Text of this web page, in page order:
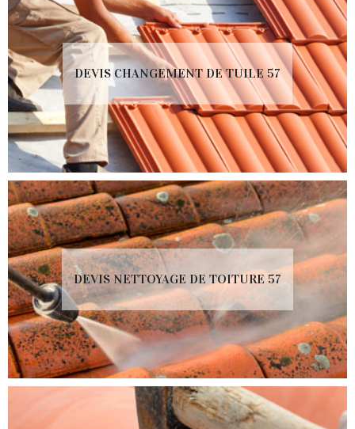
DEVIS CHANGEMENT DE TUILE 57
DEVIS NETTOYAGE DE TOITURE 57